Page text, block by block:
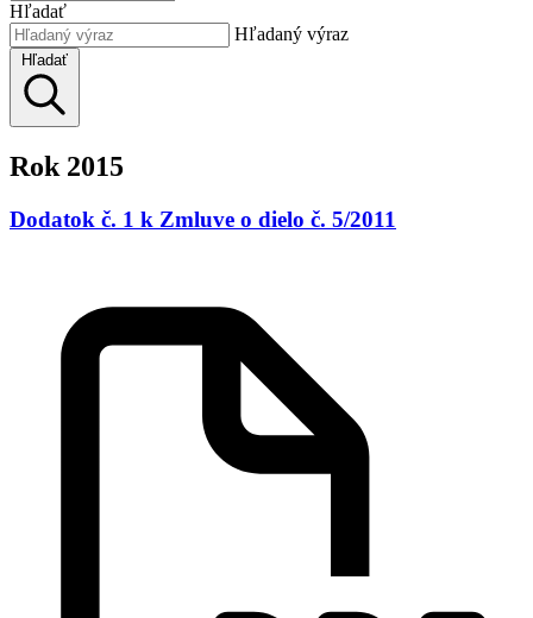
Hľadať
Hľadaný výraz
Hľadať
Rok 2015
Dodatok č. 1 k Zmluve o dielo č. 5/2011